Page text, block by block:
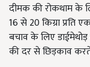
दीमक की रोकथाम के
16 से 20 किग्रा
बचाव के लिए
की दर से छिड़काव